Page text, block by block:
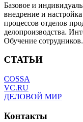
Базовое и
внедрение и
процессов отделов
делопроизводства.
Обучение
СТАТЬИ
COSSA
VC.RU
ДЕЛОВОЙ МИР
Контакты